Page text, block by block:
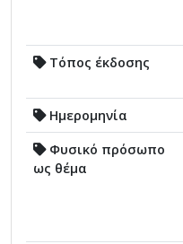
Τόπος έκδοσης
Ημερομηνία
Φυσικό πρόσωπο
ως θέμα